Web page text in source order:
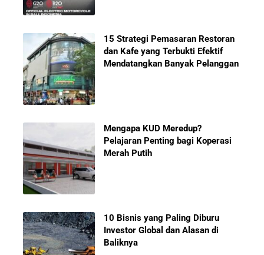
15 Strategi Pemasaran Restoran
dan Kafe yang Terbukti Efektif
Mendatangkan Banyak Pelanggan
Mengapa KUD Meredup?
Pelajaran Penting bagi Koperasi
Merah Putih
10 Bisnis yang Paling Diburu
Investor Global dan Alasan di
Baliknya